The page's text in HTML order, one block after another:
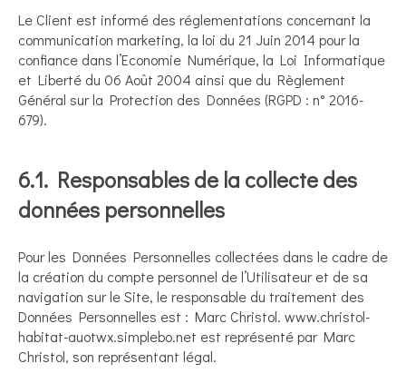
Le Client est informé des réglementations concernant la
communication marketing, la loi du 21 Juin 2014 pour la
confiance dans l’Economie Numérique, la Loi Informatique
et Liberté du 06 Août 2004 ainsi que du Règlement
Général sur la Protection des Données (RGPD : n° 2016-
679).
6.1. Responsables de la collecte des
données personnelles
Pour les Données Personnelles collectées dans le cadre de
la création du compte personnel de l’Utilisateur et de sa
navigation sur le Site, le responsable du traitement des
Données Personnelles est : Marc Christol. www.christol-
habitat-auotwx.simplebo.net est représenté par Marc
Christol, son représentant légal.